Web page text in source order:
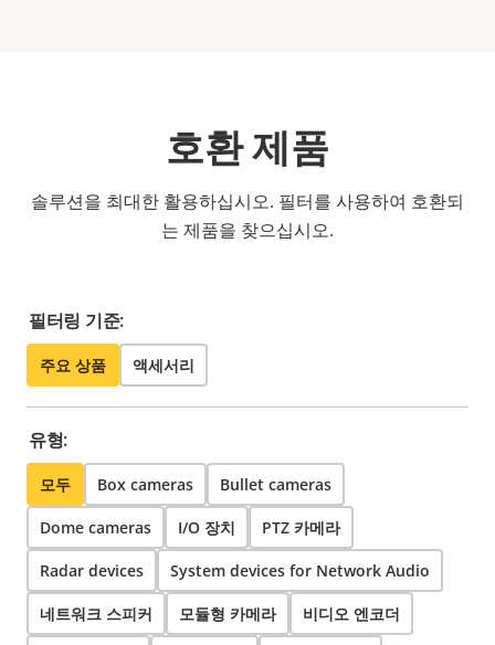
호환 제품
솔루션을 최대한 활용하십시오. 필터를 사용하여 호환되
는 제품을 찾으십시오.
필터링 기준:
주요 상품 액세서리
유형:
모두 Box cameras Bullet cameras
Dome cameras I/O 장치 PTZ 카메라
Radar devices System devices for Network Audio
네트워크 스피커 모듈형 카메라 비디오 엔코더